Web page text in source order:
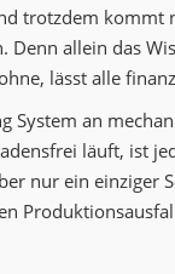
trotzdem kommt
Denn allein das
lässt alle
System an
läuft, ist
nur ein einziger